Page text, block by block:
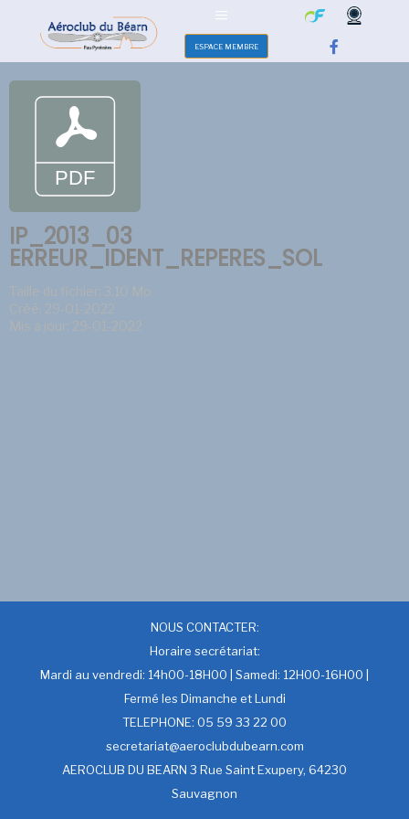
ESPACE MEMBRE
IP_2013_03
ERREUR_IDENT_REPERES_SOL
Taille du fichier: 3.10 Mo
Créé: 29-01-2022
Mis à jour: 29-01-2022
NOUS CONTACTER:
Horaire secrétariat:
Mardi au vendredi: 14h00-18H00 | Samedi: 12H00-16H00 |
Fermé les Dimanche et Lundi
TELEPHONE: 05 59 33 22 00
secretariat@aeroclubdubearn.com
AEROCLUB DU BEARN 3 Rue Saint Exupery, 64230
Sauvagnon